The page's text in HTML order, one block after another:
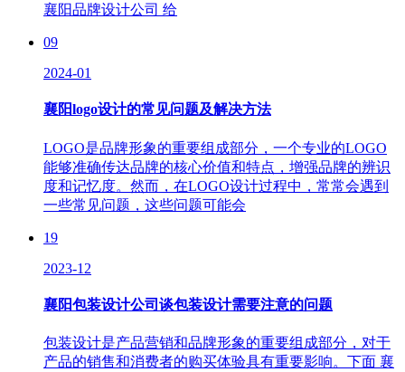
襄阳品牌设计公司 给
09
2024-01
襄阳logo设计的常见问题及解决方法
LOGO是品牌形象的重要组成部分，一个专业的LOGO
能够准确传达品牌的核心价值和特点，增强品牌的辨识
度和记忆度。然而，在LOGO设计过程中，常常会遇到
一些常见问题，这些问题可能会
19
2023-12
襄阳包装设计公司谈包装设计需要注意的问题
包装设计是产品营销和品牌形象的重要组成部分，对于
产品的销售和消费者的购买体验具有重要影响。下面 襄